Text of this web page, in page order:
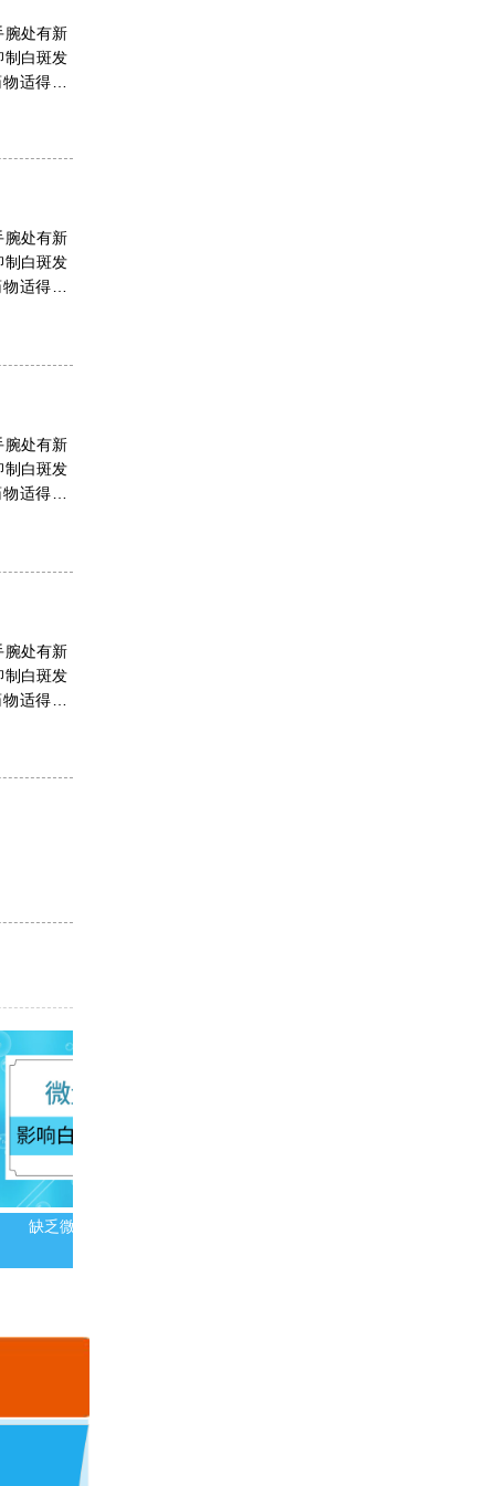
腕处有新
制白斑发
适得其
腕处有新
制白斑发
适得其
腕处有新
制白斑发
适得其
腕处有新
制白斑发
适得其
缺乏微量元素会导致白斑吗